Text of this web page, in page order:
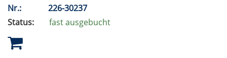
Nr.:
226-30237
Status:
fast ausgebucht